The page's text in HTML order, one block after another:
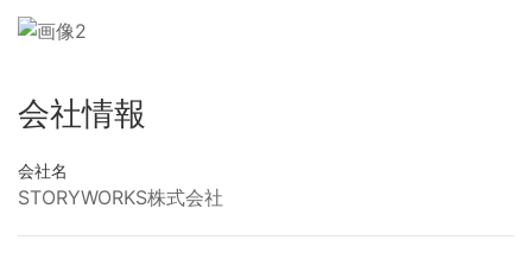
会社情報
会社名
STORYWORKS株式会社